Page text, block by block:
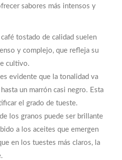
sabores más intensos y
café tostado de calidad suelen
y complejo, que refleja su
cultivo.
evidente que la tonalidad va
un marrón casi negro. Esta
el grado de tueste.
los granos puede ser brillante
a los aceites que emergen
en los tuestes más claros, la